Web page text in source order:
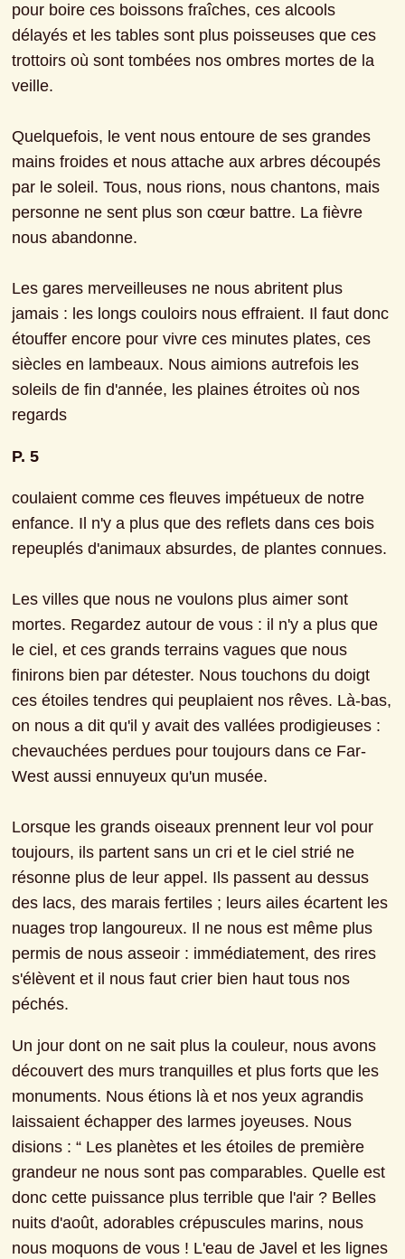
pour boire ces boissons fraîches, ces alcools
délayés et les tables sont plus poisseuses que ces
trottoirs où sont tombées nos ombres mortes de la
veille.
Quelquefois, le vent nous entoure de ses grandes
mains froides et nous attache aux arbres découpés
par le soleil. Tous, nous rions, nous chantons, mais
personne ne sent plus son cœur battre. La fièvre
nous abandonne.
Les gares merveilleuses ne nous abritent plus
jamais : les longs couloirs nous effraient. Il faut donc
étouffer encore pour vivre ces minutes plates, ces
siècles en lambeaux. Nous aimions autrefois les
soleils de fin d'année, les plaines étroites où nos
regards
P. 5
coulaient comme ces fleuves impétueux de notre
enfance. Il n'y a plus que des reflets dans ces bois
repeuplés d'animaux absurdes, de plantes connues.
Les villes que nous ne voulons plus aimer sont
mortes. Regardez autour de vous : il n'y a plus que
le ciel, et ces grands terrains vagues que nous
finirons bien par détester. Nous touchons du doigt
ces étoiles tendres qui peuplaient nos rêves. Là-bas,
on nous a dit qu'il y avait des vallées prodigieuses :
chevauchées perdues pour toujours dans ce Far-
West aussi ennuyeux qu'un musée.
Lorsque les grands oiseaux prennent leur vol pour
toujours, ils partent sans un cri et le ciel strié ne
résonne plus de leur appel. Ils passent au dessus
des lacs, des marais fertiles ; leurs ailes écartent les
nuages trop langoureux. Il ne nous est même plus
permis de nous asseoir : immédiatement, des rires
s'élèvent et il nous faut crier bien haut tous nos
péchés.
Un jour dont on ne sait plus la couleur, nous avons
découvert des murs tranquilles et plus forts que les
monuments. Nous étions là et nos yeux agrandis
laissaient échapper des larmes joyeuses. Nous
disions : “ Les planètes et les étoiles de première
grandeur ne nous sont pas comparables. Quelle est
donc cette puissance plus terrible que l'air ? Belles
nuits d'août, adorables crépuscules marins, nous
nous moquons de vous ! L'eau de Javel et les lignes